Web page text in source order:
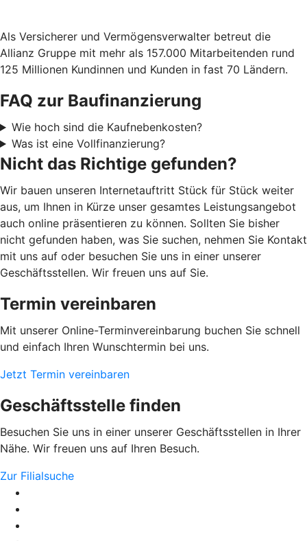
Als Versicherer und Vermögensverwalter betreut die
Allianz Gruppe mit mehr als 157.000 Mitarbeitenden rund
125 Millionen Kundinnen und Kunden in fast 70 Ländern.
FAQ zur Baufinanzierung
Wie hoch sind die Kaufnebenkosten?
Was ist eine Vollfinanzierung?
Nicht das Richtige gefunden?
Wir bauen unseren Internetauftritt Stück für Stück weiter
aus, um Ihnen in Kürze unser gesamtes Leistungsangebot
auch online präsentieren zu können. Sollten Sie bisher
nicht gefunden haben, was Sie suchen, nehmen Sie Kontakt
mit uns auf oder besuchen Sie uns in einer unserer
Geschäftsstellen. Wir freuen uns auf Sie.
Termin vereinbaren
Mit unserer Online-Terminvereinbarung buchen Sie schnell
und einfach Ihren Wunschtermin bei uns.
Jetzt Termin vereinbaren
Geschäftsstelle finden
Besuchen Sie uns in einer unserer Geschäftsstellen in Ihrer
Nähe. Wir freuen uns auf Ihren Besuch.
Zur Filialsuche